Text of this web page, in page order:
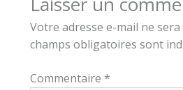
Votre adresse e-mail ne
champs obligatoires sont
Commentaire *